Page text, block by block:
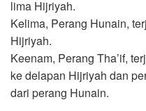
lima Hijriyah.
Kelima, Perang Hunain,
Hijriyah.
Keenam, Perang Tha’if,
ke delapan Hijriyah dan
dari perang Hunain.